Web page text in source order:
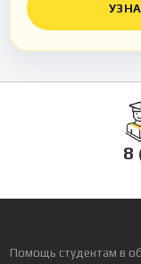
8
Помощь студентам в